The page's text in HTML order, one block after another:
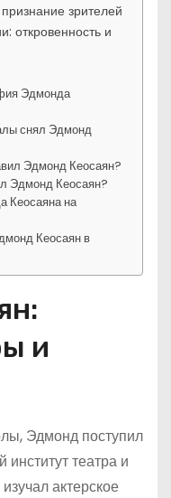
зрителей
откровенность и
Эдмонда
снял Эдмонд
Эдмонд Кеосаян?
Эдмонд Кеосаян?
Кеосаяна на
Кеосаян в
и
Эдмонд поступил
театра и
актерское